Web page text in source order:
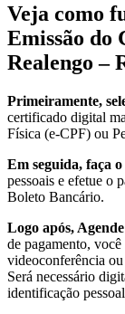
Veja como
Emissão do
Realengo –
Primeiramente,
certificado digital
Física (e-CPF) ou
Em seguida, faça
pessoais e efetue o
Boleto Bancário.
Logo após,
de pagamento, você
videoconferência
Será necessário
identificação